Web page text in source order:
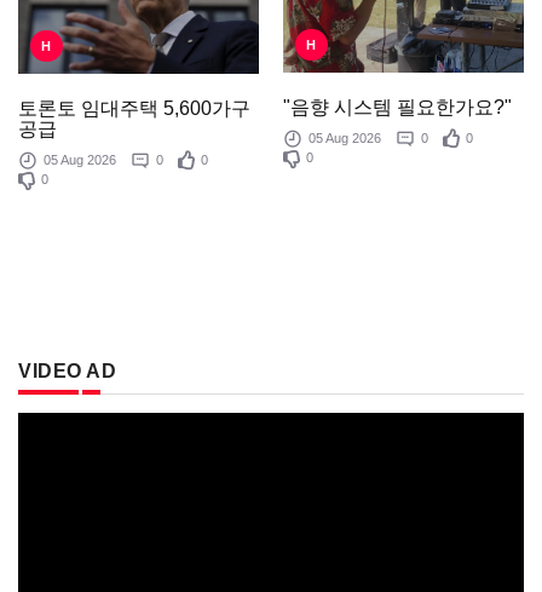
H
토론토 임대주택 5,600가구
공급
05 Aug 2026 0
0
0
H
"음향 시스템 필요한가요?"
05 Aug 2026 0
0
0
VIDEO AD